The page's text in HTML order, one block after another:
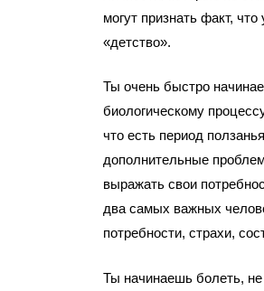
могут признать факт,
«детство».
Ты очень быстро
биологическому
что есть период
дополнительные
выражать свои
два самых важных
потребности, страхи,
Ты начинаешь болеть,